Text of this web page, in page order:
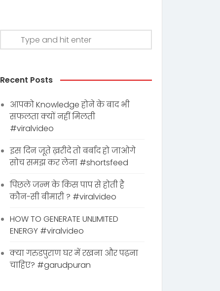
Recent Posts
आपको Knowledge होने के बाद भी
सफलता क्यों नहीं मिलती
#viralvideo
इस दिन जूते ख़रीदे तो बर्बाद हो जाओगे
सोच समझ कर लेना #shortsfeed
पिछले जन्म के किस पाप से होती है
कौन-सी बीमारी ? #viralvideo
HOW TO GENERATE UNLIMITED
ENERGY #viralvideo
क्या गरुडपुराण घर में रखना और पढ़ना
चाहिए? #garudpuran